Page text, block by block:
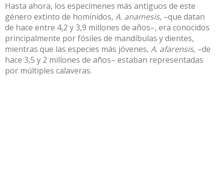
Hasta ahora, los especímenes más antiguos de este
género extinto de homínidos, A. anamesis, –que datan
de hace entre 4,2 y 3,9 millones de años–, era conocidos
principalmente por fósiles de mandíbulas y dientes,
mientras que las especies más jóvenes, A. afarensis, –de
hace 3,5 y 2 millones de años– estaban representadas
por múltiples calaveras.